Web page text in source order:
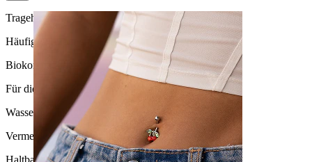
Tragehäufigkeit
Häufiges Tragen
Biokompatibilität
Für die meisten Hauttypen
Wasserbeständigkeit
Vermeide Wasserkontakt